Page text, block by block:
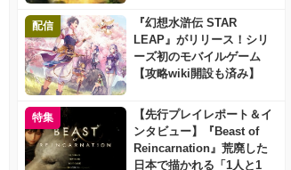
配信
『幻想水滸伝 STAR
LEAP』がリリース！シリ
ーズ初のモバイルゲーム
【攻略wiki開設も済み】
特集
【先行プレイレポート＆イ
ンタビュー】『Beast of
Reincarnation』荒廃した
日本で描かれる「1人と1